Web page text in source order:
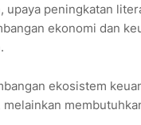
upaya peningkatan
ekonomi dan
ekosistem